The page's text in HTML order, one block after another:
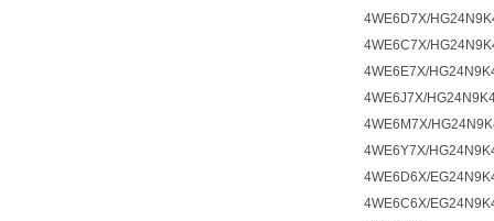
4WE6D7X/
4WE6C7X/
4WE6E7X/
4WE6J7X/
4WE6M7X/
4WE6Y7X/
4WE6D6X/
4WE6C6X/